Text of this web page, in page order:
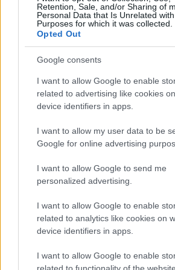
Retention, Sale, and/or Sharing of
Personal Data that Is Unrelated
Purposes for which it was collected.
Opted Out
Google consents
I want to allow Google to enable
related to advertising like cookies
device identifiers in apps.
I want to allow my user data to be
Google for online advertising
I want to allow Google to send me
personalized advertising.
I want to allow Google to enable
related to analytics like cookies on
device identifiers in apps.
I want to allow Google to enable
Mi az a chiptuning?
A chiptuning a modern járművek
rendszerének (ECU – Engine
többek között az üzemanyag-